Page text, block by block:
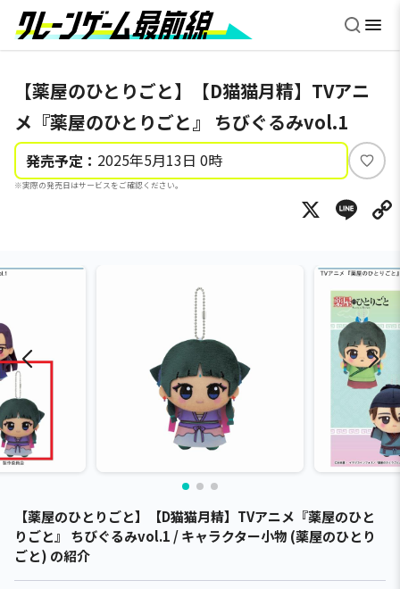
【薬屋のひとりごと】【D猫猫月精】TVアニ
メ『薬屋のひとりごと』 ちびぐるみvol.1
発売予定： 2025年5月13日 0時
※実際の発売日はサービスをご確認ください。
い
ね
X
【薬屋のひとりごと】【D猫猫月精】TVアニメ『薬屋のひと
りごと』 ちびぐるみvol.1 / キャラクター小物 (薬屋のひとり
ごと) の紹介